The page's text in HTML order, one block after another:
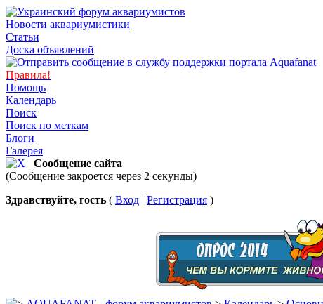
Новости аквариумистики
Статьи
Доска объявлений
Правила!
Помощь
Календарь
Поиск
Поиск по меткам
Блоги
Галерея
Сообщение сайта
(Сообщение закроется через 2 секунды)
Здравствуйте, гость ( Вход | Регистрация )